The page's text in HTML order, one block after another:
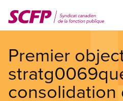
au
contenu
Premier
consolidation